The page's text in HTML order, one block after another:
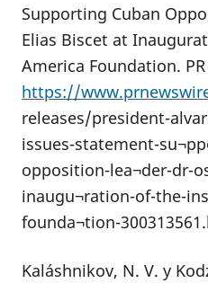
Supporting Cuban
Elias Biscet at
America Foundation.
https://
releases/president-
issues-statement-
opposition-lea¬der-dr-
inaugu¬ration-of-the-
founda¬tion-
Kaláshnikov, N. V. y